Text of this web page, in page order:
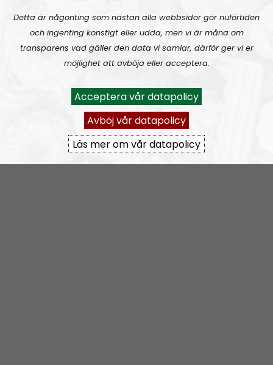
Radio Nordfront gillar åsikt- och yttrandefrihet.
Därför bjuder vi titt som tätt in gäster av alla det slag,
alltifrån sympatiskt inställda personer till
meningsmotståndare.
radionordfront@nordiskradio.se
simon.holmqvist@nordfront.se
martin.saxlind@nordfront.se
Detta är någonting som nästan alla webbsidor gör nuförtiden
och ingenting konstigt eller udda, men vi är måna om
transparens vad gäller den data vi samlar, därför ger vi er
möjlighet att avböja eller acceptera.
Acceptera vår datapolicy
Avböj vår datapolicy
Läs mer om vår datapolicy